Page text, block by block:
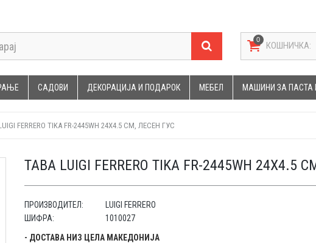
КОШНИЧКА:
САДОВИ ДЕКОРАЦИЈА И ПОДАРОК МЕБЕЛ МАШИНИ ЗА ПАСТА
FERRERO TIKA FR-2445WH 24X4.5 CM, ЛЕСЕН ГУС
ТАВА LUIGI FERRERO TIKA FR-2445WH 24X4.5
ПРОИЗВОДИТЕЛ:
LUIGI FERRERO
ШИФРА:
1010027
- ДОСТАВА НИЗ ЦЕЛА МАКЕДОНИЈА